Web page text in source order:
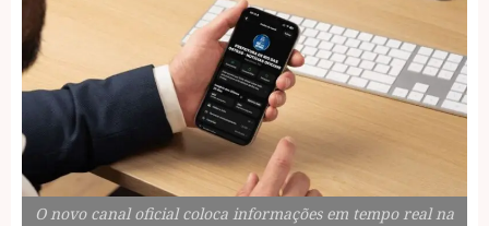
O novo canal oficial coloca informações em tempo real na